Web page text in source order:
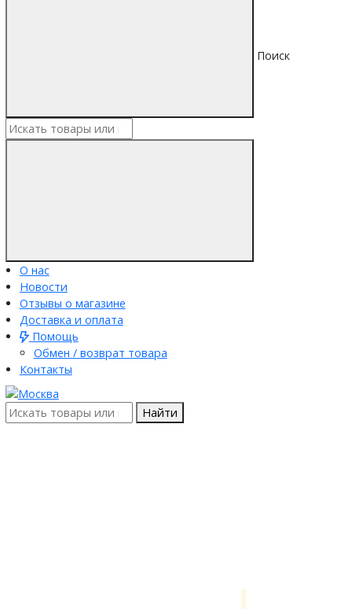
Поиск
О нас
Новости
Отзывы о магазине
Доставка и оплата
Помощь
Обмен / возврат товара
Контакты
Найти